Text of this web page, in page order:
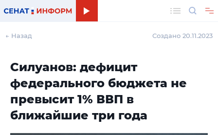
← Назад Создано 20.11.2023
Силуанов: дефицит
федерального бюджета не
превысит 1% ВВП в
ближайшие три года